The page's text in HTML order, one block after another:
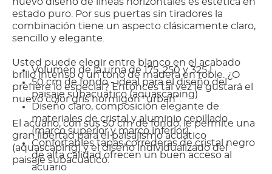
estado puro. Por sus puertas sin tiradores la
combinación tiene un aspecto clásicamente claro,
sencillo y elegante.
Usted puede elegir entre blanco en el acabado
brillo intenso o un tono de madera en roble. ¿O
prefiere lo especial? Entonces tal vez le gustará el
nuevo color gris hormigón “urban”.
El acuario, con sus 50 cm de fondo, le permite una
gran libertad para el paisajismo acuático
(aquascaping) y el diseño individualizado del
paisaje subacuático.
Volumen de la urna de 175, 250 y 325 l
50 cm de fondo - ideal para el diseño del
paisaje subacuático (aquascaping)
Diseño claro, composición elegante de
materiales de cristal y aluminio cepillado
(marco superior y marco inferior)
Confortables tapas correderas de cristal negro
de alta calidad ofrecen un buen acceso al
acuario